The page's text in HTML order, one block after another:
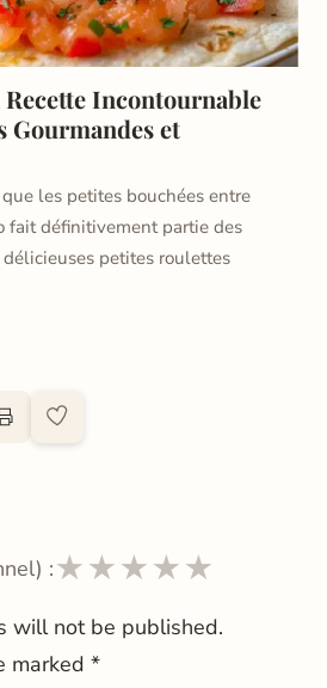
Incontournable
Gourmandes et
les petites bouchées entre
fait définitivement partie des
petites roulettes
: ★
★
★
★
★
will not be published.
marked *